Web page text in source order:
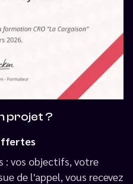
projet ?
: vos objectifs, votre
de l'appel, vous recevez